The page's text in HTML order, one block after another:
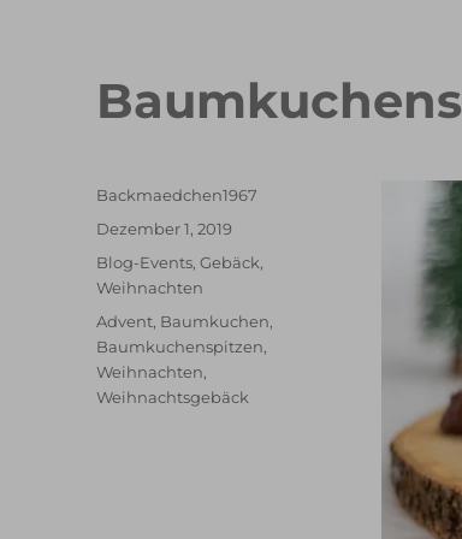
Autor
Backmaedchen1967
Veröffentlicht
am
Dezember 1, 2019
Kategorien
Blog-Events,Gebäck,
Weihnachten
Schlagwörter
Advent, Baumkuchen,
Baumkuchenspitzen,
Weihnachten,
Weihnachtsgebäck